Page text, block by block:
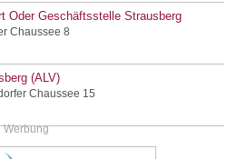
Oder Geschäftsstelle Strausberg
Chaussee 8
(ALV)
Chaussee 15
Werbung